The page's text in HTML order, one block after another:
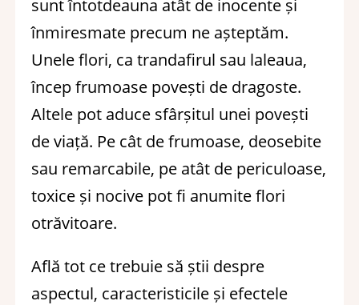
sunt întotdeauna atât de inocente și
înmiresmate precum ne așteptăm.
Unele flori, ca trandafirul sau laleaua,
încep frumoase povești de dragoste.
Altele pot aduce sfârșitul unei povești
de viață. Pe cât de frumoase, deosebite
sau remarcabile, pe atât de periculoase,
toxice și nocive pot fi anumite flori
otrăvitoare.
Află tot ce trebuie să știi despre
aspectul, caracteristicile și efectele